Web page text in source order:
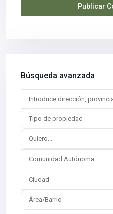
Búsqueda avanzada
Tipo de propiedad
Quiero...
Comunidad Autónoma
Ciudad
Área/Barrio